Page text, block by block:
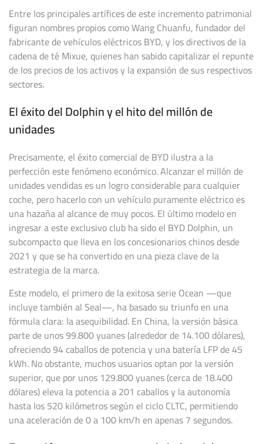
Entre los principales artífices de este incremento patrimonial
figuran nombres propios como Wang Chuanfu, fundador del
fabricante de vehículos eléctricos BYD, y los directivos de la
cadena de té Mixue, quienes han sabido capitalizar el repunte
de los precios de los activos y la expansión de sus respectivos
sectores.
El éxito del Dolphin y el hito del millón de
unidades
Precisamente, el éxito comercial de BYD ilustra a la
perfección este fenómeno económico. Alcanzar el millón de
unidades vendidas es un logro considerable para cualquier
coche, pero hacerlo con un vehículo puramente eléctrico es
una hazaña al alcance de muy pocos. El último modelo en
ingresar a este exclusivo club ha sido el BYD Dolphin, un
subcompacto que lleva en los concesionarios chinos desde
2021 y que se ha convertido en una pieza clave de la
estrategia de la marca.
Este modelo, el primero de la exitosa serie Ocean —que
incluye también al Seal—, ha basado su triunfo en una
fórmula clara: la asequibilidad. En China, la versión básica
parte de unos 99.800 yuanes (alrededor de 14.100 dólares),
ofreciendo 94 caballos de potencia y una batería LFP de 45
kWh. No obstante, muchos usuarios optan por la versión
superior, que por unos 129.800 yuanes (cerca de 18.400
dólares) eleva la potencia a 201 caballos y la autonomía
hasta los 520 kilómetros según el ciclo CLTC, permitiendo
una aceleración de 0 a 100 km/h en apenas 7 segundos.